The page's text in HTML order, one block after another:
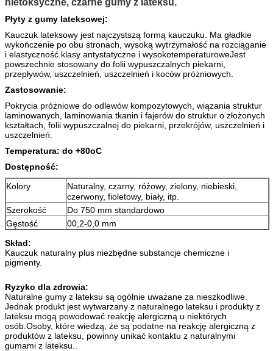
Płyty z gumy lateksowej:
Kauczuk lateksowy jest najczystszą formą kauczuku. Ma gładkie
wykończenie po obu stronach, wysoką wytrzymałość na rozciąganie
i elastyczność.klasy antystatyczne i wysokotemperaturoweJest
powszechnie stosowany do folii wypuszczalnych piekarni,
przepływów, uszczelnień, uszczelnień i koców próżniowych.
Zastosowanie:
Pokrycia próżniowe do odlewów kompozytowych, wiązania struktur
laminowanych, laminowania tkanin i fajerów do struktur o złożonych
kształtach, folii wypuszczalnej do piekarni, przekrójów, uszczelnień i
uszczelnień.
Temperatura: do +80oC
Dostępność:
Kolory
Naturalny, czarny, różowy, zielony, niebieski,
czerwony, fioletowy, biały, itp.
Szerokość
Do 750 mm standardowo
Gęstość
00,2-0,0 mm
Skład:
Kauczuk naturalny plus niezbędne substancje chemiczne i
pigmenty.
Ryzyko dla zdrowia:
Naturalne gumy z lateksu są ogólnie uważane za nieszkodliwe.
Jednak produkt jest wytwarzany z naturalnego lateksu i produkty z
lateksu mogą powodować reakcję alergiczną u niektórych
osób.Osoby, które wiedzą, że są podatne na reakcję alergiczną z
produktów z lateksu, powinny unikać kontaktu z naturalnymi
gumami z lateksu..